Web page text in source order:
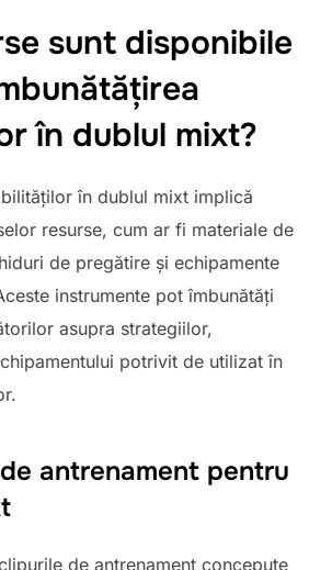
sunt disponibile
în dublul mixt?
în dublul mixt implică
resurse, cum ar fi materiale de
de pregătire și echipamente
instrumente pot îmbunătăți
asupra strategiilor,
potrivit de utilizat în
antrenament pentru
de antrenament concepute